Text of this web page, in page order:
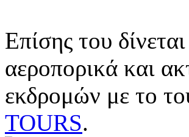
Επίσης του
αεροπορικά και
εκδρομών με το
TOURS.